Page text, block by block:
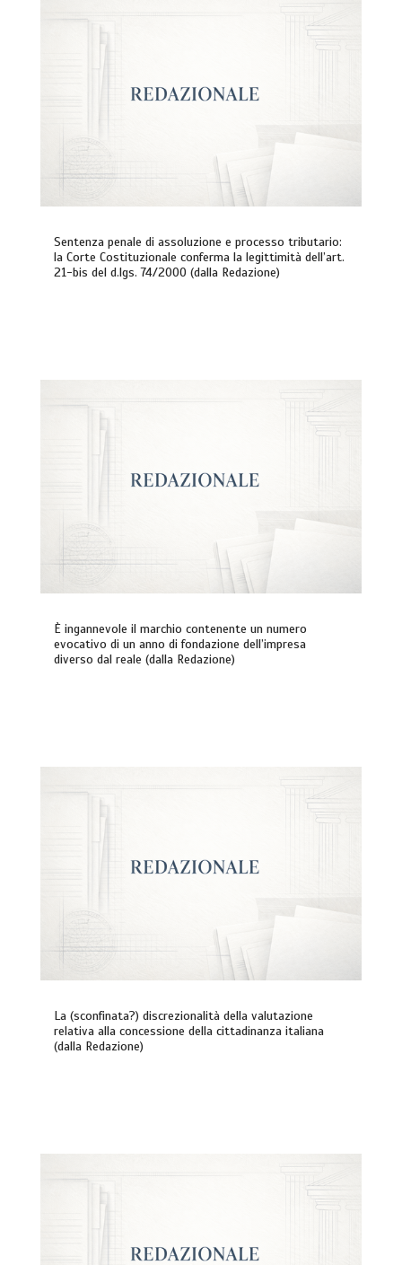
Sentenza penale di assoluzione e processo tributario:
la Corte Costituzionale conferma la legittimità dell’art.
21-bis del d.lgs. 74/2000 (dalla Redazione)
È ingannevole il marchio contenente un numero
evocativo di un anno di fondazione dell’impresa
diverso dal reale (dalla Redazione)
La (sconfinata?) discrezionalità della valutazione
relativa alla concessione della cittadinanza italiana
(dalla Redazione)